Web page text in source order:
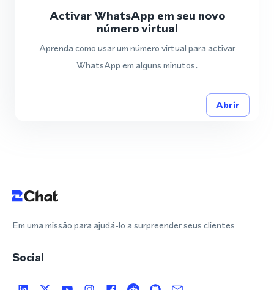
Activar WhatsApp em seu novo
número virtual
Aprenda como usar um número virtual para activar
WhatsApp em alguns minutos.
Abrir
Em uma missão para ajudá-lo a surpreender seus clientes
Social